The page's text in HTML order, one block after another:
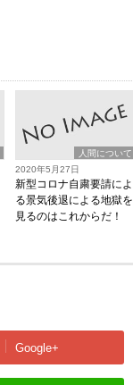
人間について
2020年5月27日
新型コロナ自粛要請によ
る景気後退による地獄を
見るのはこれからだ！
Google+